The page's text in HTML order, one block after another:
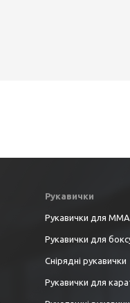
Рукавички
Рукавички для ММА
Рукавички для
Снірядні рукавички
Рукавички для